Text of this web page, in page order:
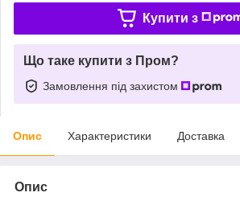
Купити з
Що таке купити з Пром?
Замовлення під захистом
Опис Характеристики Доставка
Опис